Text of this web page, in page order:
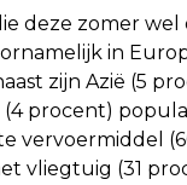
deze zomer wel
in
zijn Azië (5
procent)
vervoermiddel
vliegtuig (31